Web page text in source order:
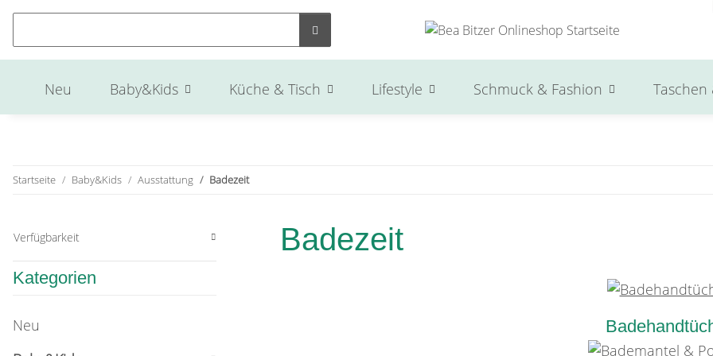
Neu Baby&Kids Küche & Tisch Lifestyle Schmuck & Fashion Taschen
Startseite Baby&Kids Ausstattung Badezeit
Badezeit
Verfügbarkeit
Kategorien
Neu